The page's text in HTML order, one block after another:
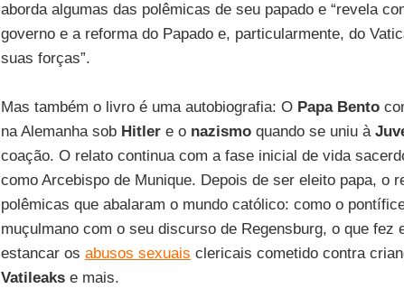
aborda algumas das polêmicas de seu papado e “revela
governo e a reforma do Papado e, particularmente, do
suas forças”.
Mas também o livro é uma autobiografia: O Papa Bento
na Alemanha sob Hitlere o nazismoquando se uniu à
coação. O relato continua com a fase inicial de vida
como Arcebispo de Munique. Depois de ser eleito papa, o
polêmicas que abalaram o mundo católico: como o
muçulmano com o seu discurso de Regensburg, o que fez
estancar os abusos sexuais clericais cometido contra
Vatileakse mais.